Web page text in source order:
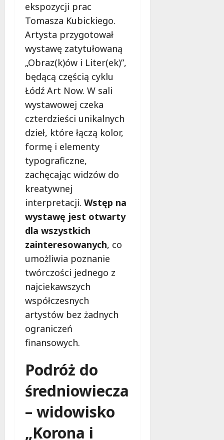
ekspozycji prac
Tomasza Kubickiego.
Artysta przygotował
wystawę zatytułowaną
„Obraz(k)ów i Liter(ek)”,
będącą częścią cyklu
Łódź Art Now. W sali
wystawowej czeka
czterdzieści unikalnych
dzieł, które łączą kolor,
formę i elementy
typograficzne,
zachęcając widzów do
kreatywnej
interpretacji. Wstęp na
wystawę jest otwarty
dla wszystkich
zainteresowanych, co
umożliwia poznanie
twórczości jednego z
najciekawszych
współczesnych
artystów bez żadnych
ograniczeń
finansowych.
Podróż do
średniowiecza
– widowisko
„Korona i